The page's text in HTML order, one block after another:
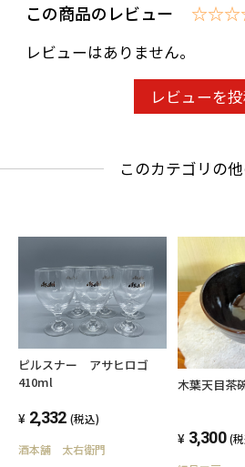
この商品のレビュー
レビューはありません。
レビューを
このカテゴリの
ピルスナー アサヒロゴ
410ml
2,332 (税込)
酒本舗 太右衛門
木葉天目茶
3,300 (